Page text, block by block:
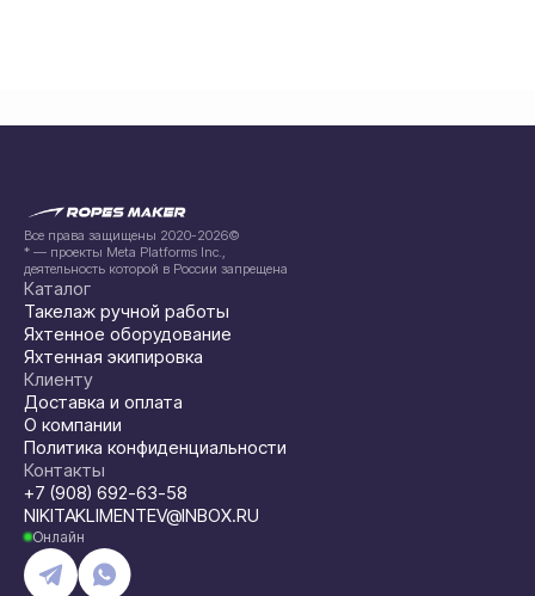
Все права защищены 2020-2026©
* — проекты Meta Platforms Inc.,
деятельность которой в России запрещена
Каталог
Такелаж ручной работы
Яхтенное оборудование
Яхтенная экипировка
Клиенту
Доставка и оплата
О компании
Политика конфиденциальности
Контакты
+7 (908) 692-63-58
NIKITAKLIMENTEV@INBOX.RU
Онлайн